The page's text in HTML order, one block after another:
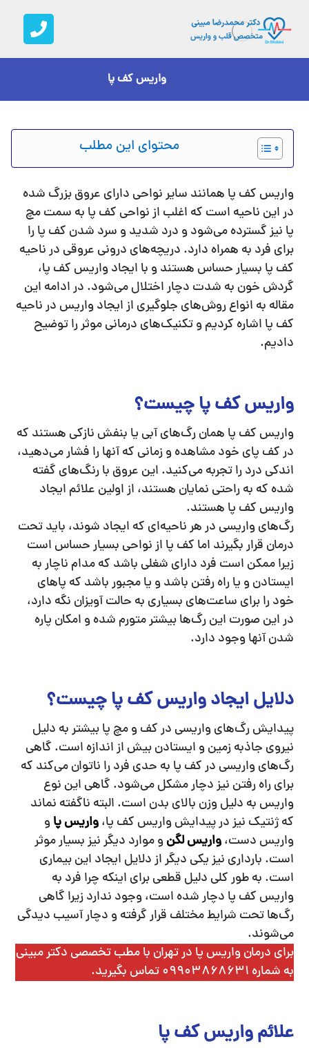
واریس کف پا
محتوای این مطلب
واریس کف پا همانند سایر نواحی دارای عروق بزرگ شده
در این ناحیه است که اغلب از نواحی کف پا به سمت مچ
پا نیز گسترده می‌شود و درد شدید و سرد شدن کف پا را
برای فرد به همراه دارد. دریچه‌های درونی عروقی در ناحیه
کف پا بسیار حساس هستند و با ایجاد واریس کف پا،
گردش خون به شدت دچار اختلال می‌شود. در ادامه این
مقاله به انواع روش‌های جلوگیری از ایجاد واریس در ناحیه
کف پا اشاره کردیم و تکنیک‌های درمانی موثر را توضیح
دادیم.
واریس کف پا چیست؟
واریس کف پا همان رگ‌های آبی یا بنفش نازکی هستند که
در کف پای خود مشاهده و زمانی که آنها را فشار می‌دهید،
اندکی درد را تجربه می‌کنید. این عروق با رنگ‌های گفته
شده که به راحتی نمایان هستند، از اولین علائم ایجاد
واریس کف پا هستند.
رگ‌های واریسی در هر ناحیه‌ای که ایجاد شوند، باید تحت
درمان قرار بگیرند اما کف پا از نواحی بسیار حساس است
زیرا ممکن است فرد دارای شغلی باشد که مدام ناچار به
ایستادن و یا راه رفتن باشد و یا مجبور باشد که پاهای
خود را برای ساعت‌های بسیاری به حالت آویزان نگه دارد،
در این صورت این رگ‌ها بیشتر متورم شده و امکان پاره
شدن آنها وجود دارد.
دلایل ایجاد واریس کف پا چیست؟
پیدایش رگ‌های واریسی در کف و مچ پا بیشتر به دلیل
نیروی جاذبه زمین و ایستادن بیش از اندازه است. گاهی
رگ‌های واریسی در کف پا به حدی فرد را ناتوان می‌کند که
برای راه رفتن نیز دچار مشکل می‌شود. گاهی این نوع
واریس به دلیل وزن بالای بدن است. البته ناگفته نماند
که ژنتیک نیز در پیدایش واریس کف پا،واریس پاو
واریس دست،واریس لگنو موارد دیگر نیز بسیار موثر
است. بارداری نیز یکی دیگر از دلایل ایجاد این بیماری
است. به طور کلی دلیل قطعی برای اینکه چرا فرد به
واریس کف پا دچار شده است، وجود ندارد زیرا گاهی
رگ‌ها تحت شرایط مختلف قرار گرفته و دچار آسیب دیدگی
می‌شوند.
برای درمان واریس پا در تهران با مطب تخصصی دکتر مبینی
به شماره 09903868631 تماس بگیرید.
علائم واریس کف پا